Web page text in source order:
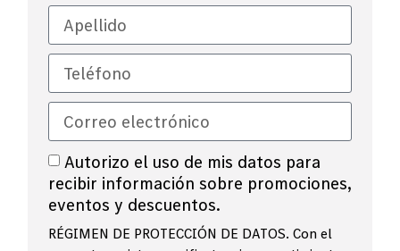
Autorizo el uso de mis datos para
recibir información sobre promociones,
eventos y descuentos.
RÉGIMEN DE PROTECCIÓN DE DATOS. Con el